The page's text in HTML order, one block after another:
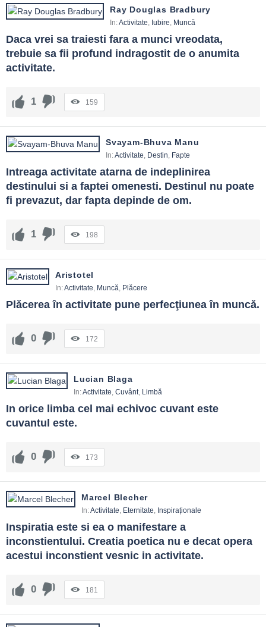
Ray Douglas Bradbury
In:Activitate, Iubire, Muncă
Daca vrei sa traiesti fara a munci vreodata,
trebuie sa fii profund indragostit de o anumita
activitate.
1 159
Svayam-Bhuva Manu
In:Activitate, Destin, Fapte
Intreaga activitate atarna de indeplinirea
destinului si a faptei omenesti. Destinul nu poate
fi prevazut, dar fapta depinde de om.
1 198
Aristotel
In:Activitate, Muncă, Plăcere
Plăcerea în activitate pune perfecţiunea în muncă.
0 172
Lucian Blaga
In:Activitate, Cuvânt, Limbă
In orice limba cel mai echivoc cuvant este
cuvantul este.
0 173
Marcel Blecher
In:Activitate, Eternitate, Inspiraționale
Inspiratia este si ea o manifestare a
inconstientului. Creatia poetica nu e decat opera
acestui inconstient vesnic in activitate.
0 181